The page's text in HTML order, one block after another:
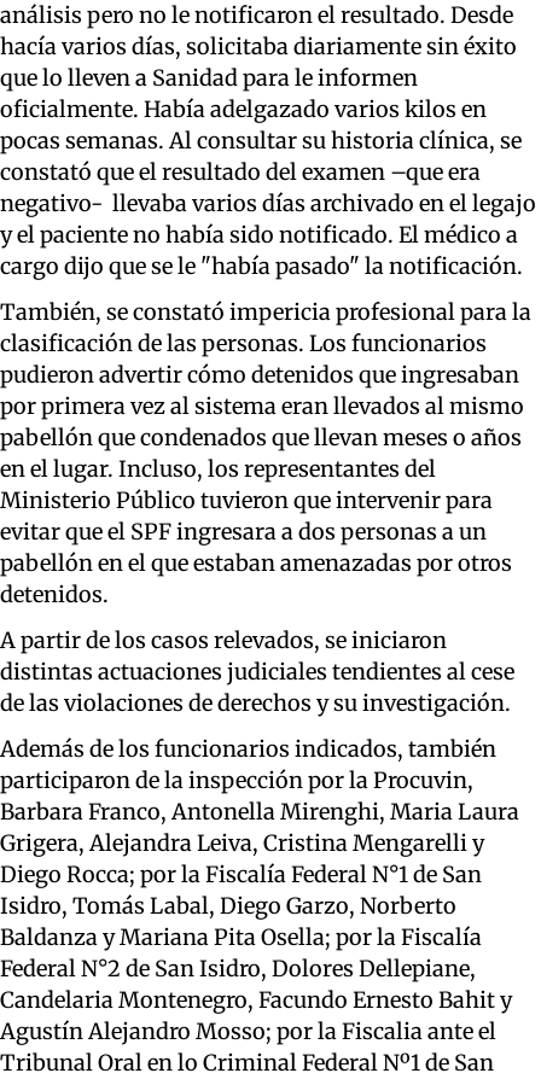
análisis pero no le notificaron el resultado. Desde
hacía varios días, solicitaba diariamente sin éxito
que lo lleven a Sanidad para le informen
oficialmente. Había adelgazado varios kilos en
pocas semanas. Al consultar su historia clínica, se
constató que el resultado del examen –que era
negativo- llevaba varios días archivado en el legajo
y el paciente no había sido notificado. El médico a
cargo dijo que se le "había pasado" la notificación.
También, se constató impericia profesional para la
clasificación de las personas. Los funcionarios
pudieron advertir cómo detenidos que ingresaban
por primera vez al sistema eran llevados al mismo
pabellón que condenados que llevan meses o años
en el lugar. Incluso, los representantes del
Ministerio Público tuvieron que intervenir para
evitar que el SPF ingresara a dos personas a un
pabellón en el que estaban amenazadas por otros
detenidos.
A partir de los casos relevados, se iniciaron
distintas actuaciones judiciales tendientes al cese
de las violaciones de derechos y su investigación.
Además de los funcionarios indicados, también
participaron de la inspección por la Procuvin,
Barbara Franco, Antonella Mirenghi, Maria Laura
Grigera, Alejandra Leiva, Cristina Mengarelli y
Diego Rocca; por la Fiscalía Federal N°1 de San
Isidro, Tomás Labal, Diego Garzo, Norberto
Baldanza y Mariana Pita Osella; por la Fiscalía
Federal N°2 de San Isidro, Dolores Dellepiane,
Candelaria Montenegro, Facundo Ernesto Bahit y
Agustín Alejandro Mosso; por la Fiscalia ante el
Tribunal Oral en lo Criminal Federal Nº1 de San